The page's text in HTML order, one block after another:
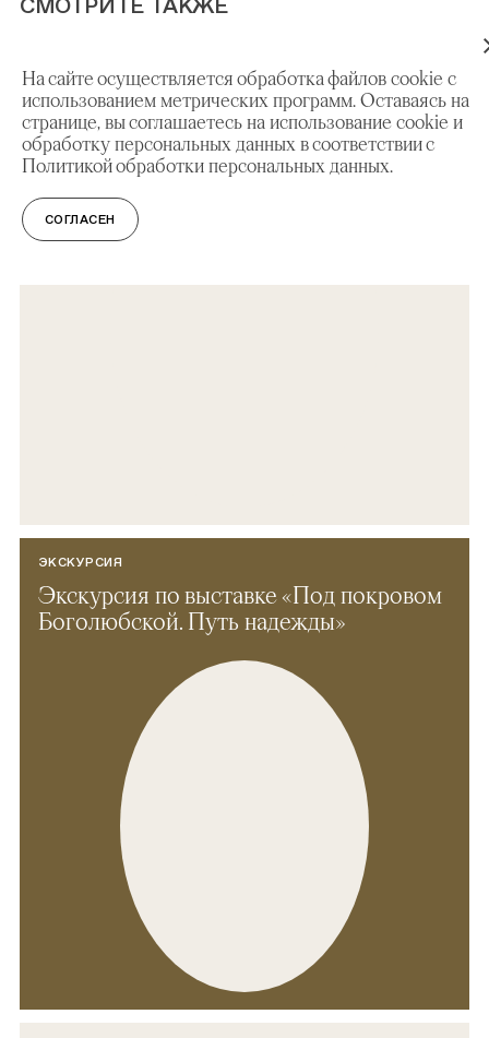
На сайте осуществляется обработка файлов cookie с
использованием метрических программ. Оставаясь на
странице, вы соглашаетесь на использование cookie и
обработку персональных данных в соответствии с
Политикой обработки персональных данных.
СОГЛАСЕН
СМОТРИТЕ ТАКЖЕ
ВЫСТАВКИ
Где у Дворца бочка, лемех и прапор?
ЭКСКУРСИЯ
Экскурсия по выставке «Под покровом
Боголюбской. Путь надежды»